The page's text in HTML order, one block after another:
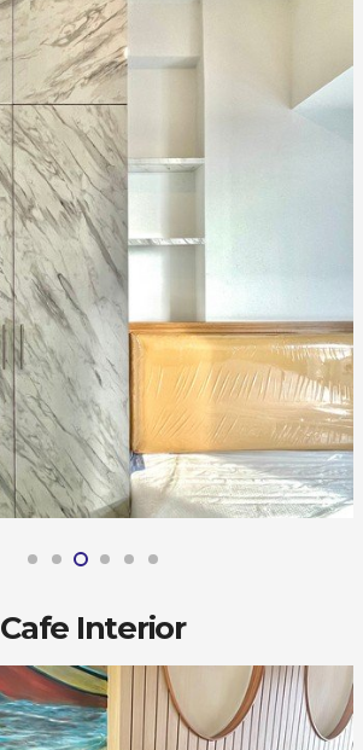
Cafe Interior